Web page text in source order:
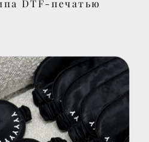
DTF-печатью